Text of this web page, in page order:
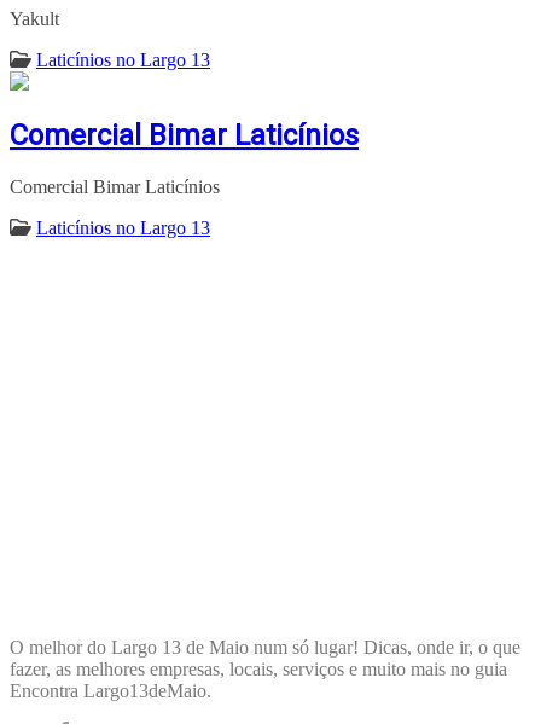
Yakult
Laticínios no Largo 13
Comercial Bimar Laticínios
Comercial Bimar Laticínios
Laticínios no Largo 13
O melhor do Largo 13 de Maio num só lugar! Dicas, onde ir, o que
fazer, as melhores empresas, locais, serviços e muito mais no guia
Encontra Largo13deMaio.